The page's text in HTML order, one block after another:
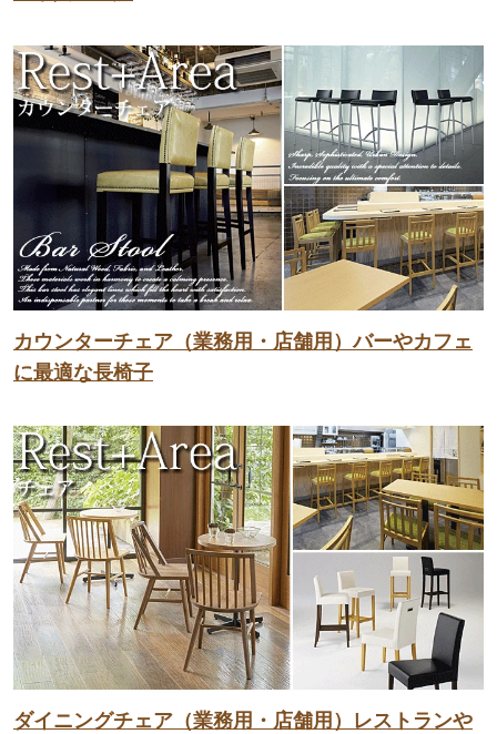
カウンターチェア（業務用・店舗用）バーやカフェ
に最適な長椅子
ダイニングチェア（業務用・店舗用）レストランや